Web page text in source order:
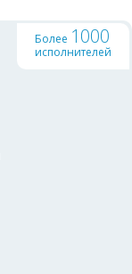
Более 1000
исполнителей